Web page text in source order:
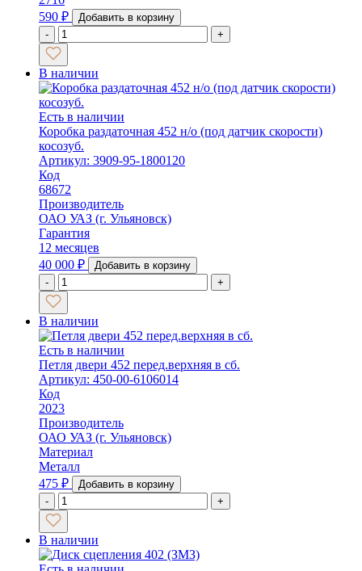
590 ₽
Добавить в корзину
-
+
В наличии
Есть в наличии
Коробка раздаточная 452 н/о (под датчик скорости)
косозуб.
Артикул: 3909-95-1800120
Код
68672
Производитель
ОАО УАЗ (г. Ульяновск)
Гарантия
12 месяцев
40 000 ₽
Добавить в корзину
-
+
В наличии
Есть в наличии
Петля двери 452 перед.верхняя в сб.
Артикул: 450-00-6106014
Код
2023
Производитель
ОАО УАЗ (г. Ульяновск)
Материал
Металл
475 ₽
Добавить в корзину
-
+
В наличии